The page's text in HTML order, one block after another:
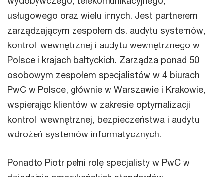
usługowego oraz wielu innych. Jest partnerem
zarządzającym zespołem ds. audytu systemów,
kontroli wewnętrznej i audytu wewnętrznego w
Polsce i krajach bałtyckich. Zarządza ponad 50
osobowym zespołem specjalistów w 4 biurach
PwC w Polsce, głównie w Warszawie i Krakowie,
wspierając klientów w zakresie optymalizacji
kontroli wewnętrznej, bezpieczeństwa i audytu
wdrożeń systemów informatycznych.
Ponadto Piotr pełni rolę specjalisty w PwC w